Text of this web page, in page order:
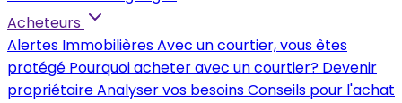
Acheteurs
Alertes ImmobilièresAvec un courtier, vous êtes
protégé Pourquoi acheter avec un courtier? Devenir
propriétaireAnalyser vos besoinsConseils pour l'achat